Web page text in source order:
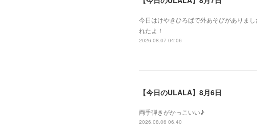
今日はけやきひろばで外あそびがありま
れたよ！
2026.08.07 04:06
【今日のULALA】8月6日
両手弾きがかっこいい♪
2026.08.06 06:40